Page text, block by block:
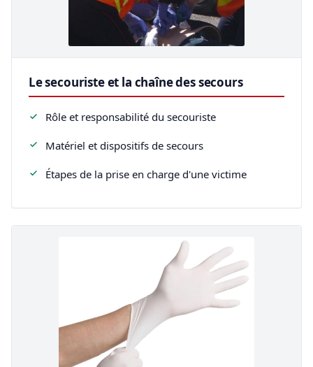
Le secouriste et la chaîne des secours
Rôle et responsabilité du secouriste
Matériel et dispositifs de secours
Étapes de la prise en charge d'une victime